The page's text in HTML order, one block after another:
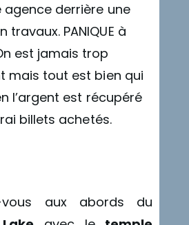
agence derrière une
travaux. PANIQUE à
est jamais trop
mais tout est bien qui
l’argent est récupéré
billets achetés.
vous aux abords du